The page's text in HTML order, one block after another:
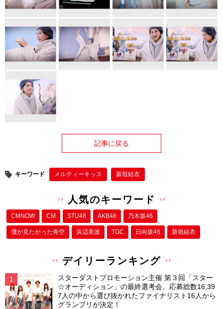
記事に戻る
キーワード メルティーキッス 新垣結衣
人気のキーワード
CMNOW CM STU48 AKB48 乃木坂46
僕が⾒たかった⻘空 浜辺美波 TGC 日向坂46 新垣結衣
デイリーランキング
スターダストプロモーション主催 第３回「スター
☆オーディション」の最終選考会。応募総数16,39
7人の中から選び抜かれたファイナリスト16人から
グランプリが決定！